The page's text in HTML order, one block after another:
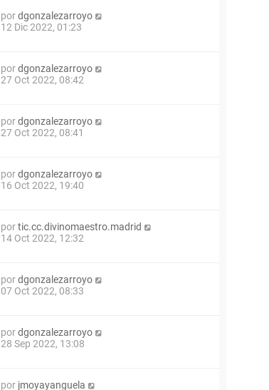
pordgonzalezarroyo
12 Dic 2022, 01:23
pordgonzalezarroyo
27 Oct 2022, 08:42
pordgonzalezarroyo
27 Oct 2022, 08:41
pordgonzalezarroyo
16 Oct 2022, 19:40
portic.cc.divinomaestro.madrid
14 Oct 2022, 12:32
pordgonzalezarroyo
07 Oct 2022, 08:33
pordgonzalezarroyo
28 Sep 2022, 13:08
por jmoyayanguela